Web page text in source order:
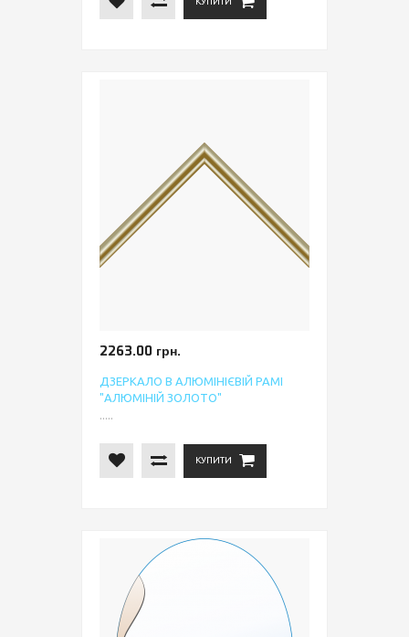
2263.00 грн.
ДЗЕРКАЛО В АЛЮМІНІЄВІЙ РАМІ
"АЛЮМІНІЙ ЗОЛОТО"
.....
КУПИТИ